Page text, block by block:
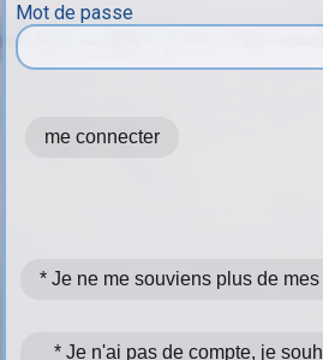
Mot de passe
* Je ne me souviens plus de
* Je n'ai pas de compte, je